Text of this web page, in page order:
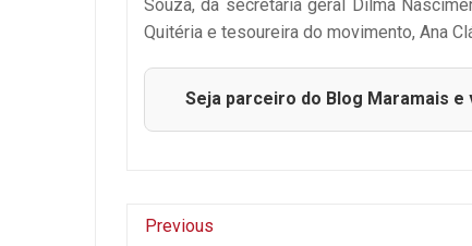
Souza, da secretária geral Dilma
Quitéria e tesoureira do movimento, Ana
Seja parceiro do Blog Maramais
Previous